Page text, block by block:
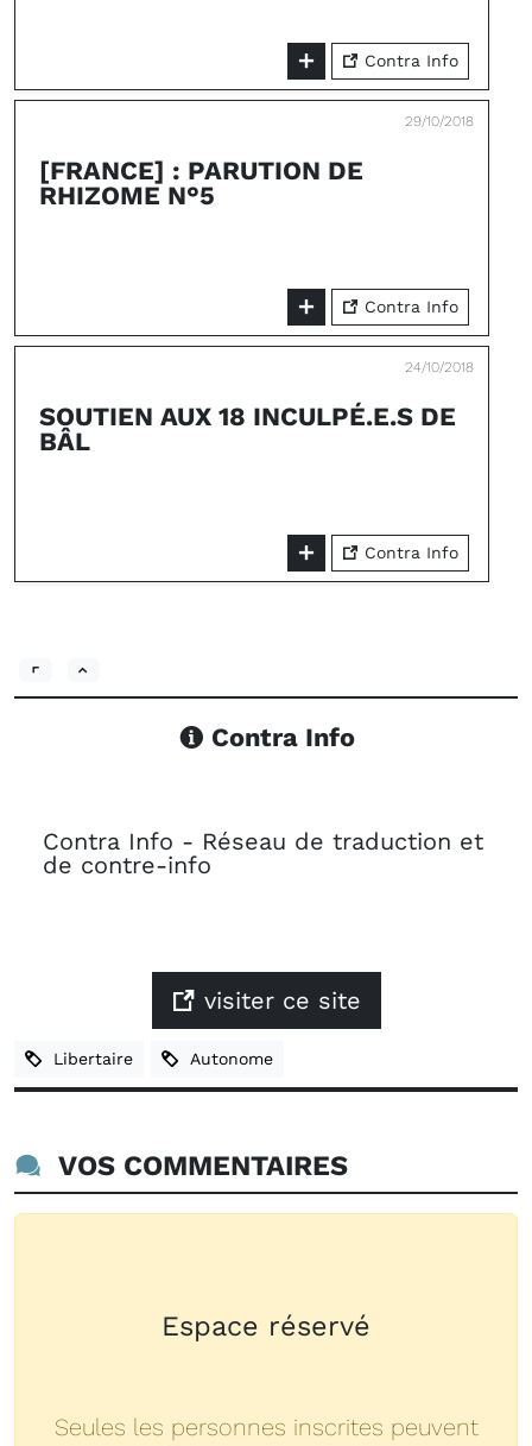
Contra Info
29/10/2018
[FRANCE] : PARUTION DE
RHIZOME N°5
Contra Info
24/10/2018
SOUTIEN AUX 18 INCULPÉ.E.S DE
BÂL
Contra Info
Contra Info
Contra Info - Réseau de traduction et
de contre-info
visiter ce site
Libertaire Autonome
VOS COMMENTAIRES
Espace réservé
Seules les personnes inscrites peuvent